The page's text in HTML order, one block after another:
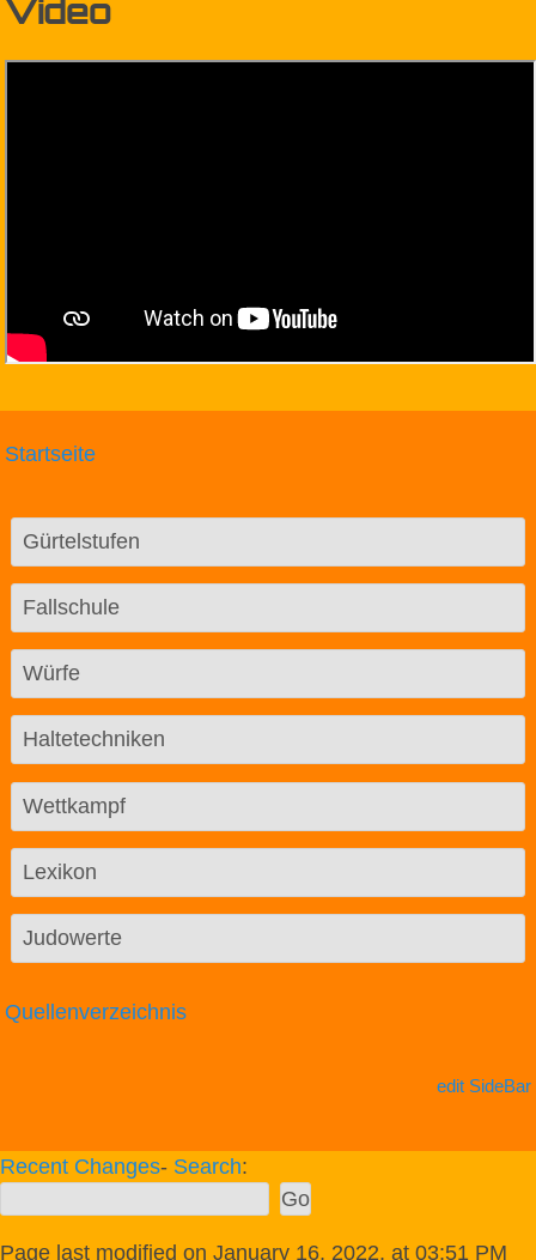
Video
Startseite
Gürtelstufen
Fallschule
Würfe
Haltetechniken
Wettkampf
Lexikon
Judowerte
Quellenverzeichnis
edit SideBar
Recent Changes- Search:
Page last modified on January 16, 2022, at 03:51 PM